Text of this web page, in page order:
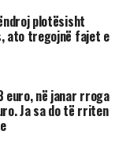
plotësisht
ato tregojnë fajet e
euro, në janar rroga
Ja sa do të rriten